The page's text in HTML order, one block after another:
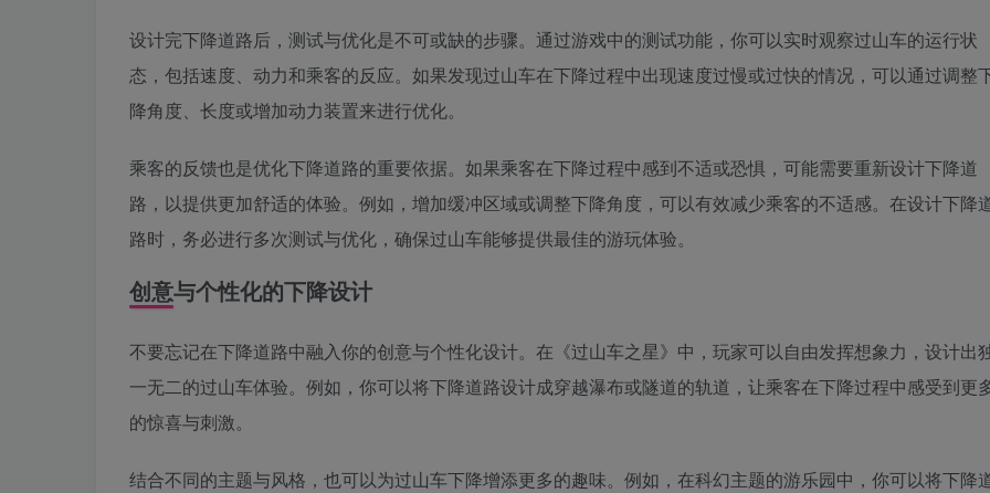
设计完下降道路后，测试与优化是不可或缺的步骤。通过游戏中的测试功能，你可以实时观察过山车的运行状
态，包括速度、动力和乘客的反应。如果发现过山车在下降过程中出现速度过慢或过快的情况，可以通过调整
降角度、长度或增加动力装置来进行优化。
乘客的反馈也是优化下降道路的重要依据。如果乘客在下降过程中感到不适或恐惧，可能需要重新设计下降道
路，以提供更加舒适的体验。例如，增加缓冲区域或调整下降角度，可以有效减少乘客的不适感。在设计下降
路时，务必进行多次测试与优化，确保过山车能够提供最佳的游玩体验。
创意与个性化的下降设计
不要忘记在下降道路中融入你的创意与个性化设计。在《过山车之星》中，玩家可以自由发挥想象力，设计出
一无二的过山车体验。例如，你可以将下降道路设计成穿越瀑布或隧道的轨道，让乘客在下降过程中感受到更
的惊喜与刺激。
结合不同的主题与风格，也可以为过山车下降增添更多的趣味。例如，在科幻主题的游乐园中，你可以将下降